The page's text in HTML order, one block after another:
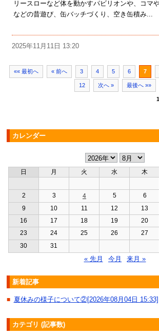
リースローなど体を動かすパビリオンや、コマ
などの昔遊び、缶バッチづくり、空き缶積み...
2025年11月11日 13:20
«« 最初へ « 前へ 3 4 5 6 7
12 次へ » 最後へ »»
カレンダー
日 月 火 水 木
2
3 4 5 6
9
10 11 12 13
16
17 18 19 20
23
24 25 26 27
30
31
« 先月 今月 来月 »
新着記事
■ 夏休みの様子について②[2026年08月04日 15:33]
カテゴリ (記事数)